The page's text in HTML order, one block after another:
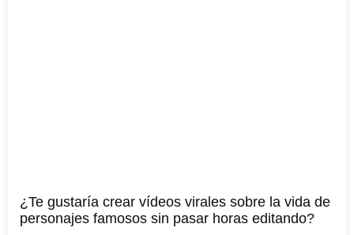
¿Te gustaría crear vídeos virales sobre la vida de
personajes famosos sin pasar horas editando?